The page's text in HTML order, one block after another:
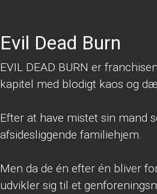
Evil Dead Burn
EVIL DEAD BURN er
kapitel med blodigt kaos og
Efter at have mistet sin mand
afsidesliggende familiehjem.
Men da de én efter én bliver
udvikler sig til et